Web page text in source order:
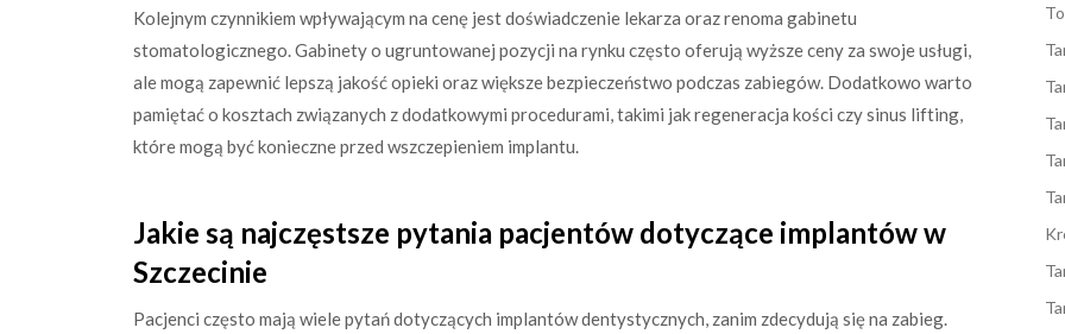
Kolejnym czynnikiem wpływającym na cenę jest doświadczenie lekarza oraz renoma gabinetu
stomatologicznego. Gabinety o ugruntowanej pozycji na rynku często oferują wyższe ceny za swoje usługi,
ale mogą zapewnić lepszą jakość opieki oraz większe bezpieczeństwo podczas zabiegów. Dodatkowo warto
pamiętać o kosztach związanych z dodatkowymi procedurami, takimi jak regeneracja kości czy sinus lifting,
które mogą być konieczne przed wszczepieniem implantu.
Jakie są najczęstsze pytania pacjentów dotyczące implantów w
Szczecinie
Pacjenci często mają wiele pytań dotyczących implantów dentystycznych, zanim zdecydują się na zabieg.